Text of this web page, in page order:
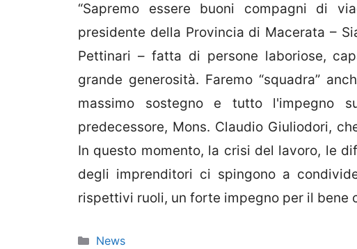
“Sapremo essere buoni compagni di
presidente della Provincia di Macerata –
Pettinari – fatta di persone laboriose,
grande generosità. Faremo “squadra”
massimo sostegno e tutto l'impegno
predecessore, Mons. Claudio Giuliodori,
In questo momento, la crisi del lavoro, le
degli imprenditori ci spingono a
rispettivi ruoli, un forte impegno per il bene
Categorie
News